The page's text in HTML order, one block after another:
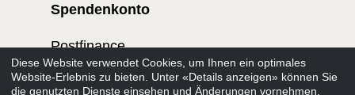
Spendenkonto
Postfinance
PC: 90-18177-2
IBAN: CH38 0900 0000 9001 8177 2
Diese Website verwendet Cookies, um Ihnen ein optimales
Website-Erlebnis zu bieten. Unter «Details anzeigen» können Sie
die genutzten Dienste einsehen und Änderungen vornehmen.